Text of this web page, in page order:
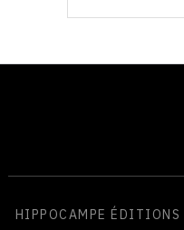
HIPPOCAMPE ÉDITIONS